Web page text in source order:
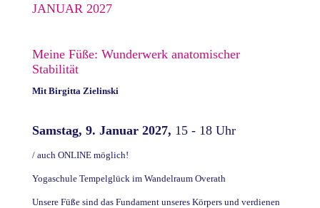
JANUAR 2027
Meine Füße: Wunderwerk anatomischer
Stabilität
Mit Birgitta Zielinski
Samstag, 9. Januar 2027, 15 - 18 Uhr
/ auch ONLINE möglich!
Yogaschule Tempelglück im Wandelraum Overath
Unsere Füße sind das Fundament unseres Körpers und verdienen